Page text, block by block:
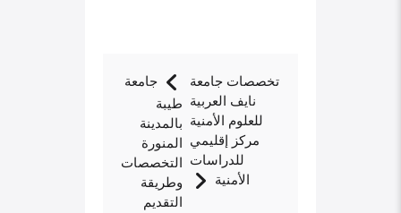
جامعة
طيبة
بالمدينة
المنورة
التخصصات
وطريقة
التقديم
تخصصات جامعة
نايف العربية
للعلوم الأمنية
مركز إقليمي
للدراسات
الأمنية